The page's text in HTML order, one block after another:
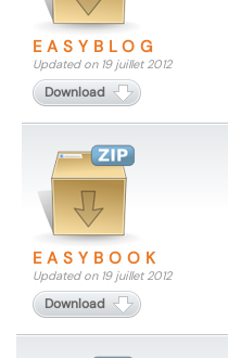
EASYBLOG
Updated on 19 juillet 2012
Download
EASYBOOK
Updated on 19 juillet 2012
Download